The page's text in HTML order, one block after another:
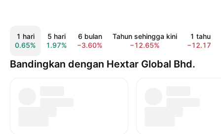
1 hari
0.65%
5 hari
1.97%
6 bulan
−3.60%
Tahun sehingga kini
−12.65%
1 tahun
−12.17%
Bandingkan dengan Hextar Global Bhd.